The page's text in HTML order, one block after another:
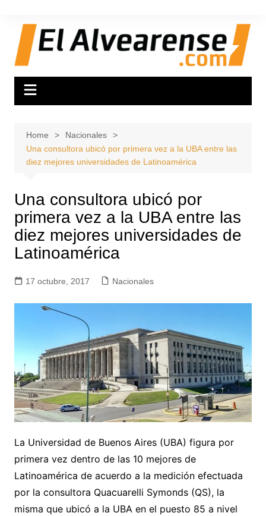
content
Home
Nacionales
Una consultora ubicó por primera vez a la UBA entre las
diez mejores universidades de Latinoamérica
Una consultora ubicó por
primera vez a la UBA entre las
diez mejores universidades de
Latinoamérica
17 octubre, 2017 Nacionales
La Universidad de Buenos Aires (UBA) figura por
primera vez dentro de las 10 mejores de
Latinoamérica de acuerdo a la medición efectuada
por la consultora Quacuarelli Symonds (QS), la
misma que ubicó a la UBA en el puesto 85 a nivel